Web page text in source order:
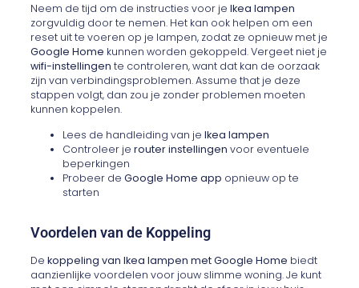
Neem de tijd om de instructies voor jeIkea lampen
zorgvuldig door te nemen. Het kan ook helpen om een
reset uit te voeren op je lampen, zodat ze opnieuw met je
Google Home kunnen worden gekoppeld. Vergeet niet je
wifi-instellingen te controleren, want dat kan de oorzaak
zijn van verbindingsproblemen. Assume that je deze
stappen volgt, dan zou je zonder problemen moeten
kunnen koppelen.
Lees de handleiding van jeIkea lampen
Controleer jerouter instellingen voor eventuele
beperkingen
Probeer deGoogle Home app opnieuw op te
starten
Voordelen van de Koppeling
Dekoppeling van Ikea lampen met Google Home biedt
aanzienlijke voordelen voor jouw slimme woning. Je kunt